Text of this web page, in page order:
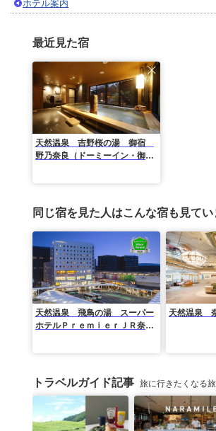
ホテル案内
最近見た宿
天然温泉 吉野桜の湯 御宿
野乃奈良（ドーミーイン・御宿
同じ宿を見た人はこんな宿も見てい
天然温泉 飛鳥の湯 スーパー
ホテルＰｒｅｍｉｅｒＪＲ奈良
天然温泉
トラベルガイド記事 旅に行きたくなる